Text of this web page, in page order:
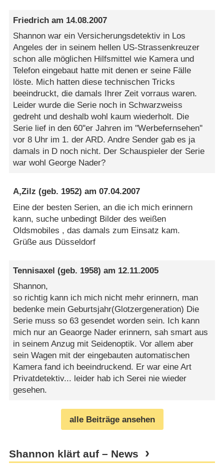
Friedrich am 14.08.2007
Shannon war ein Versicherungsdetektiv in Los
Angeles der in seinem hellen US-Strassenkreuzer
schon alle möglichen Hilfsmittel wie Kamera und
Telefon eingebaut hatte mit denen er seine Fälle
löste. Mich hatten diese technischen Tricks
beeindruckt, die damals Ihrer Zeit vorraus waren.
Leider wurde die Serie noch in Schwarzweiss
gedreht und deshalb wohl kaum wiederholt. Die
Serie lief in den 60''er Jahren im ''Werbefernsehen''
vor 8 Uhr im 1. der ARD. Andre Sender gab es ja
damals in D noch nicht. Der Schauspieler der Serie
war wohl George Nader?
A,Zilz (geb. 1952) am07.04.2007
Eine der besten Serien, an die ich mich erinnern
kann, suche unbedingt Bilder des weißen
Oldsmobiles , das damals zum Einsatz kam.
Grüße aus Düsseldorf
Tennisaxel (geb. 1958) am 12.11.2005
Shannon,
so richtig kann ich mich nicht mehr erinnern, man
bedenke mein Geburtsjahr(Glotzergeneration) Die
Serie muss so 63 gesendet worden sein. Ich kann
mich nur an Geaorge Nader erinnern, sah smart aus
in seinem Anzug mit Seidenoptik. Vor allem aber
sein Wagen mit der eingebauten automatischen
Kamera fand ich beeindruckend. Er war eine Art
Privatdetektiv... leider hab ich Serei nie wieder
gesehen.
alle Beiträge ansehen
Shannon klärt auf – News